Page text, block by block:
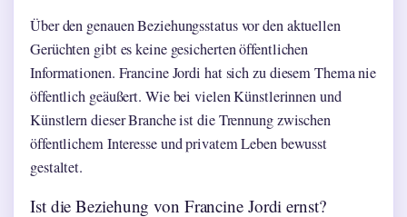
Über den genauen Beziehungsstatus vor den aktuellen
Gerüchten gibt es keine gesicherten öffentlichen
Informationen. Francine Jordi hat sich zu diesem Thema nie
öffentlich geäußert. Wie bei vielen Künstlerinnen und
Künstlern dieser Branche ist die Trennung zwischen
öffentlichem Interesse und privatem Leben bewusst
gestaltet.
Ist die Beziehung von Francine Jordi ernst?